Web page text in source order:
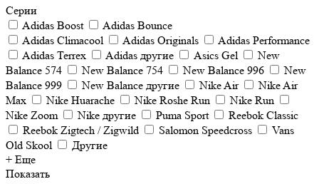
Серии
Adidas Boost
Adidas Bounce
Adidas Climacool
Adidas Originals
Adidas Performance
Adidas Terrex
Adidas другие Asics Gel
New
Balance 574
New Balance 754 New Balance 996
New
Balance 999
New Balance другие Nike Air
Nike Air
Max
Nike Huarache Nike Roshe Run
Nike Run
Nike Zoom
Nike другие Puma Sport
Reebok Classic
Reebok Zigtech / Zigwild
Salomon Speedcross
Vans
Old Skool
Другие
+ Еще
Показать